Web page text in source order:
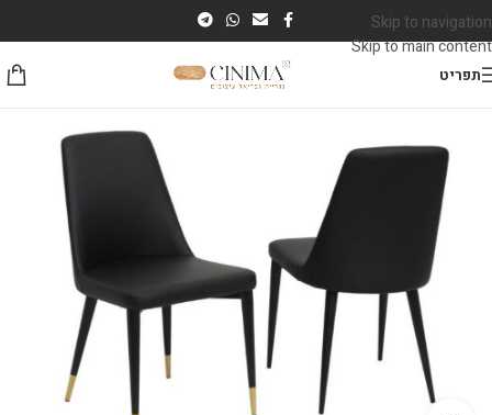
Skip to navigation
Skip to main content
תפריט